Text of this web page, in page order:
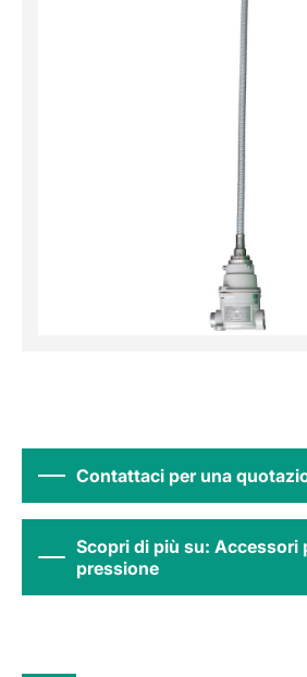
Contattaci per una
Scopri di più su: Accessori
pressione